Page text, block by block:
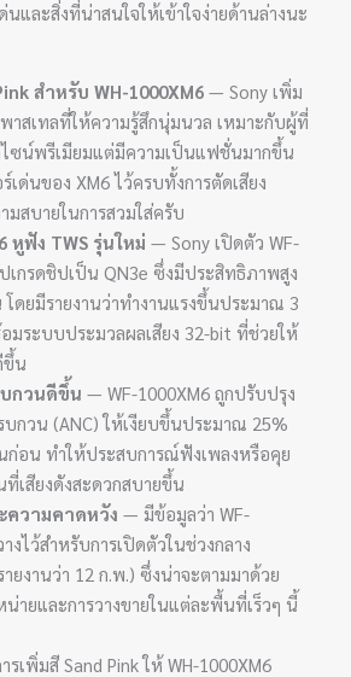
และสิ่งที่น่าสนใจให้เข้าใจง่ายด้านล่างนะ
สำหรับ WH-1000XM6 — Sony เพิ่ม
าสเทลที่ให้ความรู้สึกนุ่มนวล เหมาะกับผู้ที่
ซน์พรีเมียมแต่มีความเป็นแฟชั่นมากขึ้น
เด่นของ XM6 ไว้ครบทั้งการตัดเสียง
มสบายในการสวมใส่ครับ
หูฟัง TWS รุ่นใหม่ — Sony เปิดตัว WF-
เกรดชิปเป็น QN3e ซึ่งมีประสิทธิภาพสูง
ดยมีรายงานว่าทำงานแรงขึ้นประมาณ 3
มระบบประมวลผลเสียง 32-bit ที่ช่วยให้
ขึ้น
บกวนดีขึ้น — WF-1000XM6 ถูกปรับปรุง
บกวน (ANC) ให้เงียบขึ้นประมาณ 25%
ก่อน ทำให้ประสบการณ์ฟังเพลงหรือคุย
เสียงดังสะดวกสบายขึ้น
ความคาดหวัง — มีข้อมูลว่า WF-
งไว้สำหรับการเปิดตัวในช่วงกลาง
ยงานว่า 12 ก.พ.) ซึ่งน่าจะตามมาด้วย
น่ายและการวางขายในแต่ละพื้นที่เร็วๆ นี้
รเพิ่มสี Sand Pink ให้ WH-1000XM6